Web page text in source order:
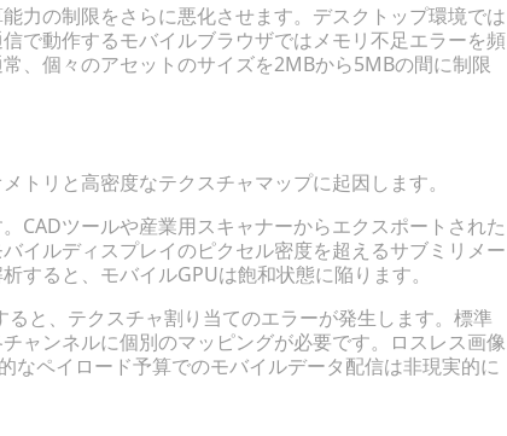
力の制限をさらに悪化させます。デスクトップ環境では
で動作するモバイルブラウザではメモリ不足エラーを頻
、個々のアセットのサイズを2MBから5MBの間に制限
トリと高密度なテクスチャマップに起因します。
CADツールや産業用スキャナーからエクスポートされた
イルディスプレイのピクセル密度を超えるサブミリメー
すると、モバイルGPUは飽和状態に陥ります。
と、テクスチャ割り当てのエラーが発生します。標準
ャンネルに個別のマッピングが必要です。ロスレス画像
なペイロード予算でのモバイルデータ配信は非現実的に